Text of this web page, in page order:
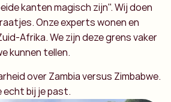
kanten magisch zijn". Wij doen
Onze experts wonen en
Afrika. We zijn deze grens vaker
kunnen tellen.
over Zambia versus Zimbabwe.
echt bij je past.